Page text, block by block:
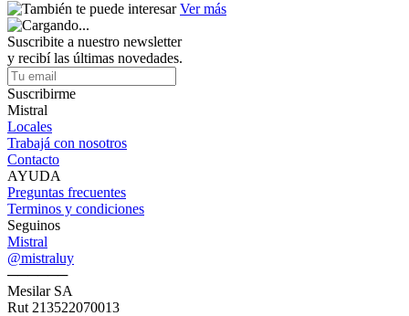
Ver más
Suscribite a nuestro newsletter
y recibí las últimas novedades.
Suscribirme
Mistral
Locales
Trabajá con nosotros
Contacto
AYUDA
Preguntas frecuentes
Terminos y condiciones
Seguinos
Mistral
@mistraluy
──────
Mesilar SA
Rut 213522070013